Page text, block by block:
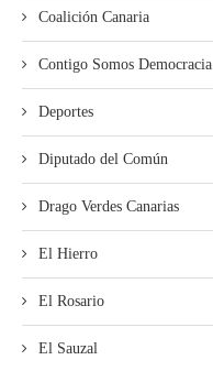
Coalición Canaria
Contigo Somos Democracia
Deportes
Diputado del Común
Drago Verdes Canarias
El Hierro
El Rosario
El Sauzal